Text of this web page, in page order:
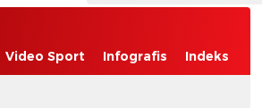
Video Sport Infografis Indeks